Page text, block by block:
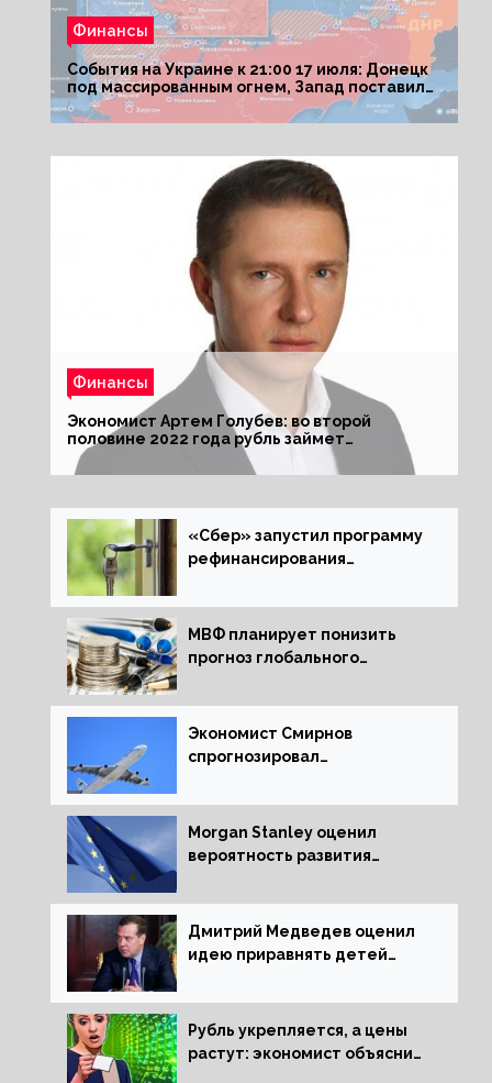
Финансы
События на Украине к 21:00 17 июля: Донецк
под массированным огнем, Запад поставил
Киеву ультиматум
Финансы
Экономист Артем Голубев: во второй
половине 2022 года рубль займет
комфортный курс
«Сбер» запустил программу
рефинансирования
МВФ планирует понизить
прогноз глобального
следующем отчете
Экономист Смирнов
спрогнозировал
России
Morgan Stanley оценил
вероятность развития
Дмитрий Медведев оценил
идею приравнять детей
Рубль укрепляется, а цены
растут: экономист объяснил